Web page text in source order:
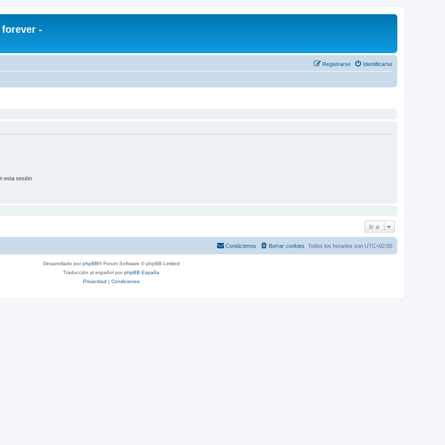
forever -
Identificarse
Registrarse
esta sesión
Ir a
Todos los horarios son UTC+02:00
Borrar cookies
Contáctenos
Desarrollado porphpBB® Forum Software © phpBB Limited
Traducción al español porphpBB España
Privacidad | Condiciones